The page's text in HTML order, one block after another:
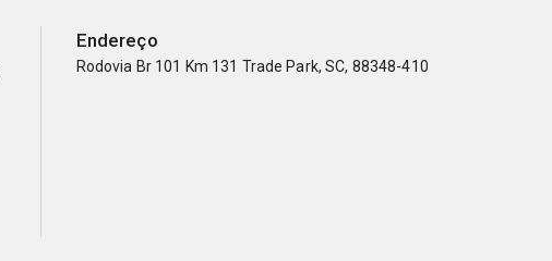
Endereço
Rodovia Br 101 Km 131 Trade Park, SC, 88348-410